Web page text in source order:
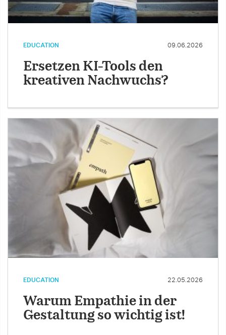
EDUCATION 09.06.2026
Ersetzen KI-Tools den
kreativen Nachwuchs?
EDUCATION 22.05.2026
Warum Empathie in der
Gestaltung so wichtig ist!